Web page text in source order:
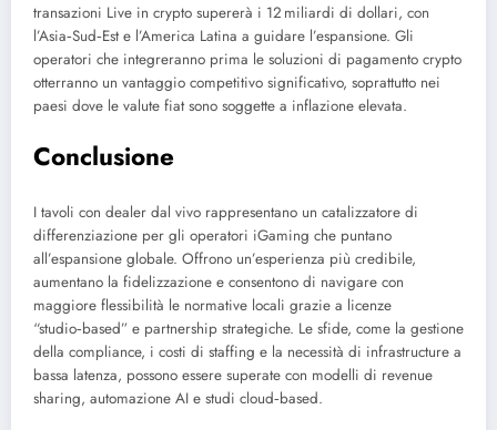
transazioni Live in crypto supererà i 12 miliardi di dollari, con
l’Asia‑Sud‑Est e l’America Latina a guidare l’espansione. Gli
operatori che integreranno prima le soluzioni di pagamento crypto
otterranno un vantaggio competitivo significativo, soprattutto nei
paesi dove le valute fiat sono soggette a inflazione elevata.
Conclusione
I tavoli con dealer dal vivo rappresentano un catalizzatore di
differenziazione per gli operatori iGaming che puntano
all’espansione globale. Offrono un’esperienza più credibile,
aumentano la fidelizzazione e consentono di navigare con
maggiore flessibilità le normative locali grazie a licenze
“studio‑based” e partnership strategiche. Le sfide, come la gestione
della compliance, i costi di staffing e la necessità di infrastructure a
bassa latenza, possono essere superate con modelli di revenue
sharing, automazione AI e studi cloud‑based.